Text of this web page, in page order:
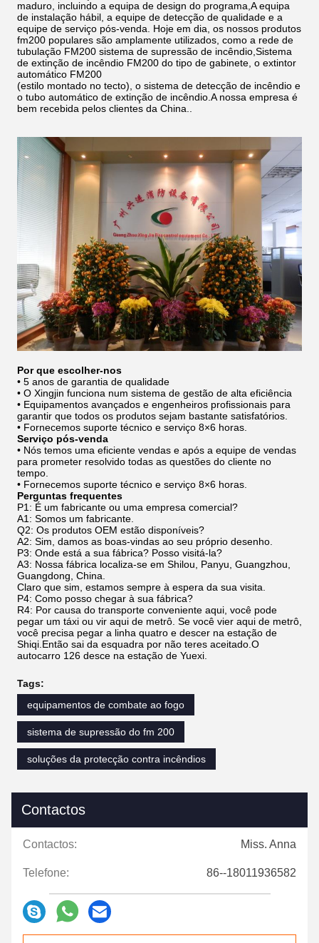
maduro, incluindo a equipa de design do programa,A equipa
de instalação hábil, a equipe de detecção de qualidade e a
equipe de serviço pós-venda. Hoje em dia, os nossos produtos
fm200 populares são amplamente utilizados, como a rede de
tubulação FM200 sistema de supressão de incêndio,Sistema
de extinção de incêndio FM200 do tipo de gabinete, o extintor
automático FM200
(estilo montado no tecto), o sistema de detecção de incêndio e
o tubo automático de extinção de incêndio.A nossa empresa é
bem recebida pelos clientes da China..
Por que escolher-nos
• 5 anos de garantia de qualidade
• O Xingjin funciona num sistema de gestão de alta eficiência
• Equipamentos avançados e engenheiros profissionais para
garantir que todos os produtos sejam bastante satisfatórios.
• Fornecemos suporte técnico e serviço 8×6 horas.
Serviço pós-venda
• Nós temos uma eficiente vendas e após a equipe de vendas
para prometer resolvido todas as questões do cliente no
tempo.
• Fornecemos suporte técnico e serviço 8×6 horas.
Perguntas frequentes
P1: É um fabricante ou uma empresa comercial?
A1: Somos um fabricante.
Q2: Os produtos OEM estão disponíveis?
A2: Sim, damos as boas-vindas ao seu próprio desenho.
P3: Onde está a sua fábrica? Posso visitá-la?
A3: Nossa fábrica localiza-se em Shilou, Panyu, Guangzhou,
Guangdong, China.
Claro que sim, estamos sempre à espera da sua visita.
P4: Como posso chegar à sua fábrica?
R4: Por causa do transporte conveniente aqui, você pode
pegar um táxi ou vir aqui de metrô. Se você vier aqui de metrô,
você precisa pegar a linha quatro e descer na estação de
Shiqi.Então sai da esquadra por não teres aceitado.O
autocarro 126 desce na estação de Yuexi.
Tags:
equipamentos de combate ao fogo
sistema de supressão do fm 200
soluções da protecção contra incêndios
Contactos
Contactos: Miss. Anna
Telefone: 86--18011936582